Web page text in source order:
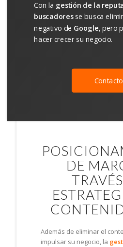
Con la gestión de la
buscadoresse busca
negativo de Google, pero
hacer crecer su negocio.
Contacto
DE
Además de eliminar el
impulsar su negocio, la